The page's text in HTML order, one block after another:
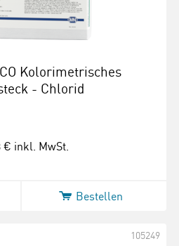
Kolorimetrisches
- Chlorid
€ inkl. MwSt.
Bestellen
105249